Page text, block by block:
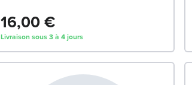
16,00 €
Livraison sous 3 à 4 jours